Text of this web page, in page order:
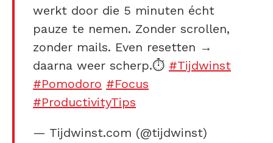
werkt door die 5 minuten écht
pauze te nemen. Zonder scrollen,
zonder mails. Even resetten →
daarna weer scherp.⏱️ #Tijdwinst
#Pomodoro #Focus
#ProductivityTips
— Tijdwinst.com (@tijdwinst)